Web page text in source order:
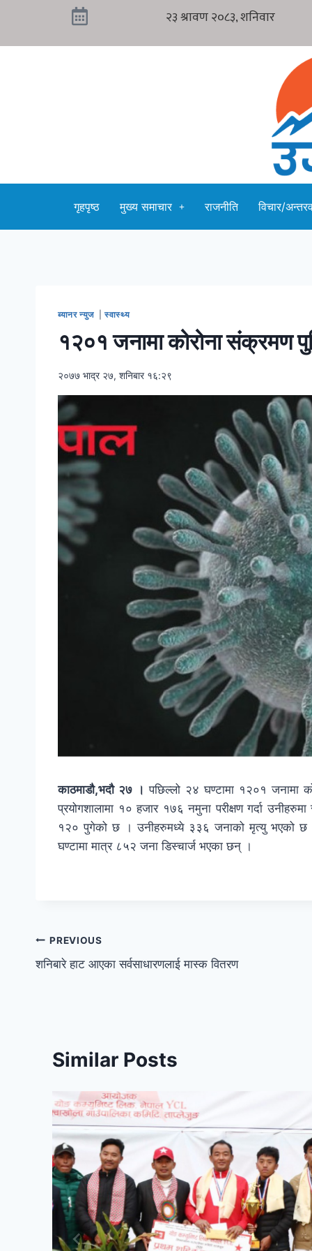
गृहपृष्ठ मुख्य समाचार राजनीति विचार/
ब्यानर न्युज |स्वास्थ्य
१२०१ जनामा कोरोना संक्रमण
२०७७ भाद्र २७, शनिबार १६:२९
काठमाडौ,भदौ २७ । पछिल्लो २४ घण्टामा १२०१ जनामा
प्रयोगशालामा १० हजार १७६ नमुना परीक्षण गर्दा
१२० पुगेको छ । उनीहरुमध्ये ३३६ जनाको मृत्यु भएको
घण्टामा मात्र ८५२ जना डिस्चार्ज भएका छन् ।
PREVIOUS
शनिबारे हाट आएका सर्वसाधारणलाई मास्क वितरण
Similar Posts